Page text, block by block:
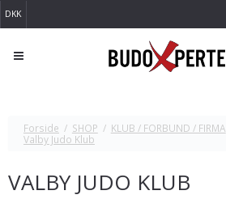
DKK
Forside / SHOP / KLUB / FORBUND / FIRMA
Valby Judo Klub
VALBY JUDO KLUB